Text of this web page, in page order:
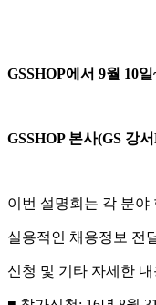
GSSHOP에서 9월 10일
GSSHOP 본사(GS 강
이번 설명회는 각 분야
실용적인 채용정보 전
신청 및 기타 자세한